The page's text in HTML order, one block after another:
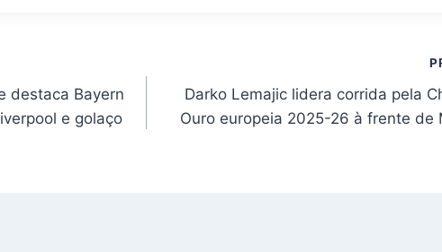
destaca Bayern
e golaço
Darko Lemajic lidera corrida pela
Ouro europeia 2025-26 à frente de